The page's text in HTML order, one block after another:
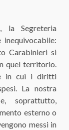
la Segreteria
Carabinieri si
quel territorio.
in cui i diritti
La nostra
soprattutto,
esterno o
messi in